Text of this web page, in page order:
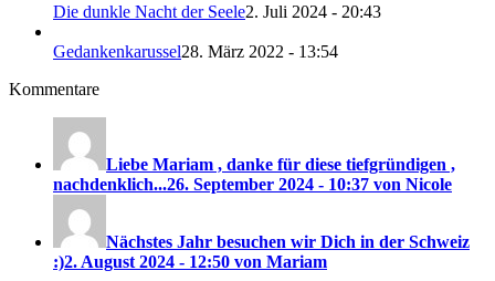
Die dunkle Nacht der Seele2. Juli 2024 - 20:43
Gedankenkarussel28. März 2022 - 13:54
Kommentare
Liebe Mariam , danke für diese tiefgründigen ,
nachdenklich...26. September 2024 - 10:37 von Nicole
Nächstes Jahr besuchen wir Dich in der Schweiz
:)2. August 2024 - 12:50 von Mariam